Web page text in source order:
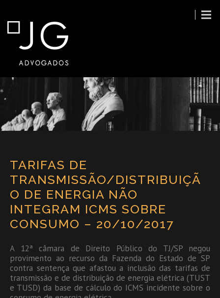
TARIFAS DE
TRANSMISSÃO/DISTRIBUIÇÃ
O DE ENERGIA NÃO
INTEGRAM ICMS SOBRE
CONSUMO – 20/10/2017
A 12ª câmara de Direito Público do TJ/SP negou
provimento ao recurso da Fazenda do Estado de SP
contra sentença que afastou a inclusão das tarifas de
transmissão e de distribuição de energia elétrica (TUST
e TUSD) da base de cálculo do ICMS incidente sobre o